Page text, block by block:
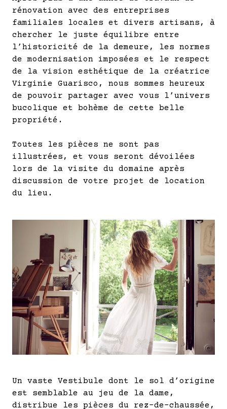
rénovation avec des entreprises
familiales locales et divers artisans, à
chercher le juste équilibre entre
l’historicité de la demeure, les normes
de modernisation imposées et le respect
de la vision esthétique de la créatrice
Virginie Guarisco, nous sommes heureux
de pouvoir partager avec vous l’univers
bucolique et bohème de cette belle
propriété.
Toutes les pièces ne sont pas
illustrées, et vous seront dévoilées
lors de la visite du domaine après
discussion de votre projet de location
du lieu.
Un vaste Vestibule dont le sol d’origine
est semblable au jeu de la dame,
distribue les pièces du rez-de-chaussée,